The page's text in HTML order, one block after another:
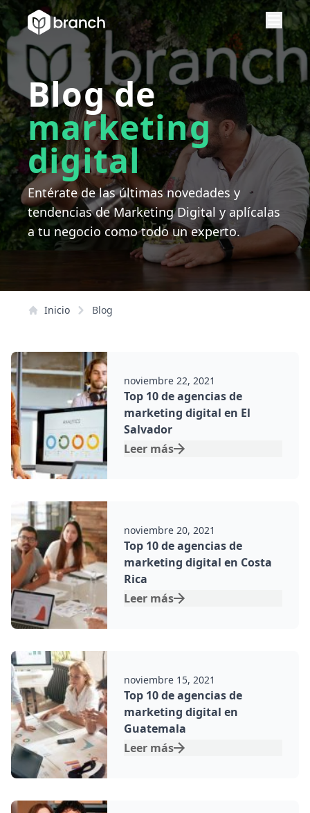
Blog de
marketing
digital
Entérate de las últimas novedades y
tendencias de Marketing Digital y aplícalas
a tu negocio como todo un experto.
Inicio Blog
Por:
noviembre 22, 2021
Top 10 de agencias de
marketing digital en El
Salvador
Leer más
Por:
noviembre 20, 2021
Top 10 de agencias de
marketing digital en Costa
Rica
Leer más
Por:
noviembre 15, 2021
Top 10 de agencias de
marketing digital en
Guatemala
Leer más
Por: